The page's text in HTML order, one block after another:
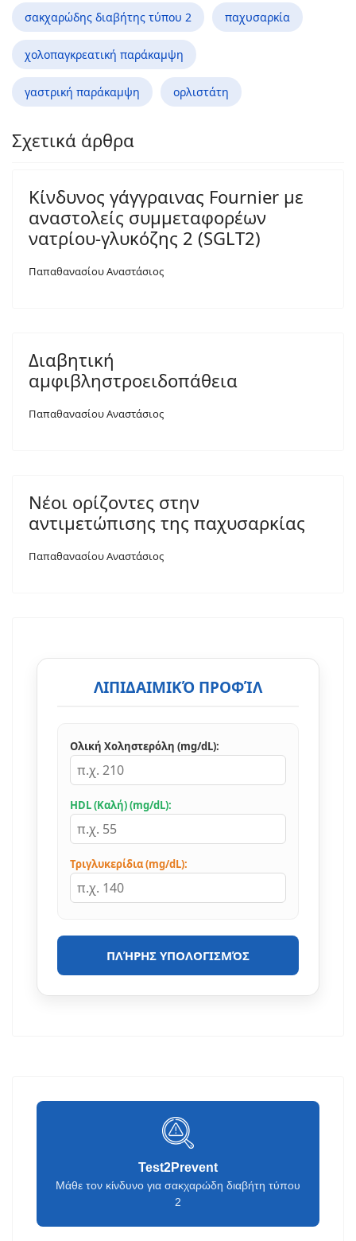
σακχαρώδης διαβήτης τύπου 2 παχυσαρκία
χολοπαγκρεατική παράκαμψη
γαστρική παράκαμψη ορλιστάτη
Σχετικά άρθρα
Κίνδυνος γάγγραινας Fournier με
αναστολείς συμμεταφορέων
νατρίου-γλυκόζης 2 (SGLT2)
Παπαθανασίου Αναστάσιος
Διαβητική
αμφιβληστροειδοπάθεια
Παπαθανασίου Αναστάσιος
Νέοι ορίζοντες στην
αντιμετώπισης της παχυσαρκίας
Παπαθανασίου Αναστάσιος
ΛΙΠΙΔΑΙΜΙΚΌ ΠΡΟΦΊΛ
Ολική Χοληστερόλη (mg/dL):
HDL (Καλή) (mg/dL):
Τριγλυκερίδια (mg/dL):
ΠΛΉΡΗΣ ΥΠΟΛΟΓΙΣΜΌΣ
Test2Prevent
Μάθε τον κίνδυνο για σακχαρώδη διαβήτη τύπου
2